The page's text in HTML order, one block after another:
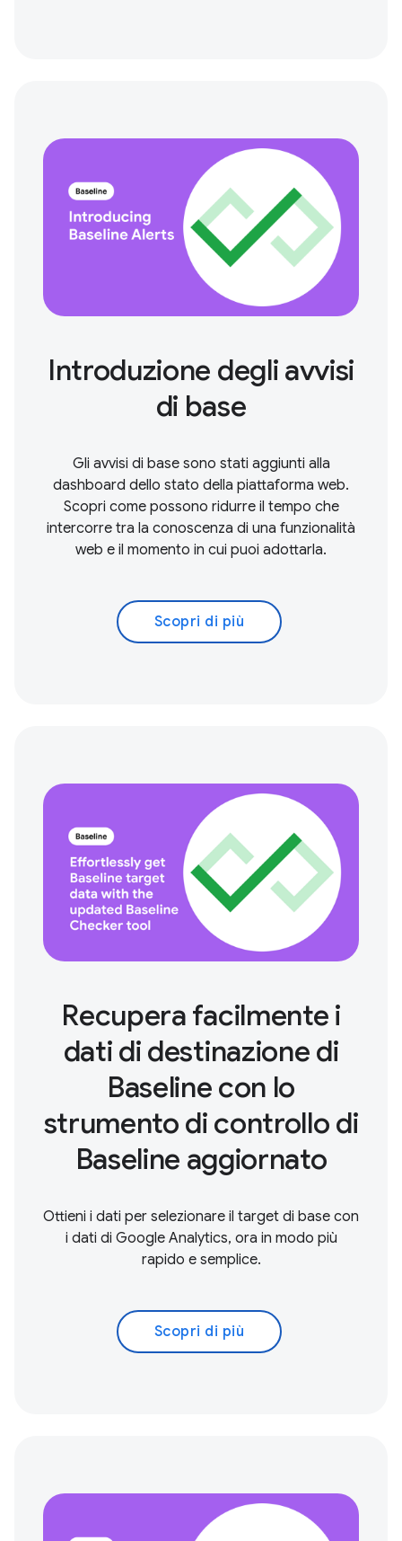
Introduzione degli avvisi
di base
Gli avvisi di base sono stati aggiunti alla
dashboard dello stato della piattaforma web.
Scopri come possono ridurre il tempo che
intercorre tra la conoscenza di una funzionalità
web e il momento in cui puoi adottarla.
Scopri di più
Recupera facilmente i
dati di destinazione di
Baseline con lo
strumento di controllo di
Baseline aggiornato
Ottieni i dati per selezionare il target di base con
i dati di Google Analytics, ora in modo più
rapido e semplice.
Scopri di più